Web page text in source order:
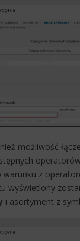
możliwość
warunku z
wyświetlony
i asortyment z